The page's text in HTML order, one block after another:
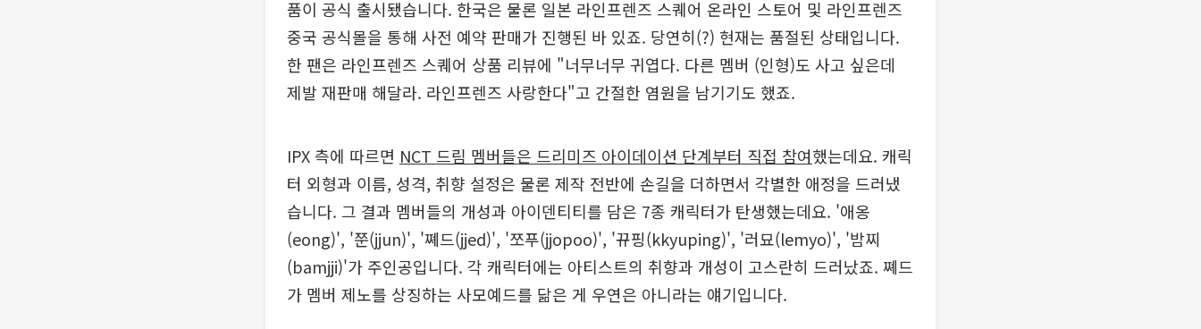
품이 공식 출시됐습니다. 한국은 물론 일본 라인프렌즈 스퀘어 온라인 스토어 및 라인프렌즈
중국 공식몰을 통해 사전 예약 판매가 진행된 바 있죠. 당연히(?) 현재는 품절된 상태입니다.
한 팬은 라인프렌즈 스퀘어 상품 리뷰에 "너무너무 귀엽다. 다른 멤버 (인형)도 사고 싶은데
제발 재판매 해달라. 라인프렌즈 사랑한다"고 간절한 염원을 남기기도 했죠.
IPX 측에 따르면 NCT 드림 멤버들은 드리미즈 아이데이션 단계부터 직접 참여했는데요. 캐릭
터 외형과 이름, 성격, 취향 설정은 물론 제작 전반에 손길을 더하면서 각별한 애정을 드러냈
습니다. 그 결과 멤버들의 개성과 아이덴티티를 담은 7종 캐릭터가 탄생했는데요. '애옹
(eong)', '쭌(jjun)', '쪠드(jjed)', '쪼푸(jjopoo)', '뀨핑(kkyuping)', '러묘(lemyo)', '밤찌
(bamjji)'가 주인공입니다. 각 캐릭터에는 아티스트의 취향과 개성이 고스란히 드러났죠. 쪠드
가 멤버 제노를 상징하는 사모예드를 닮은 게 우연은 아니라는 얘기입니다.